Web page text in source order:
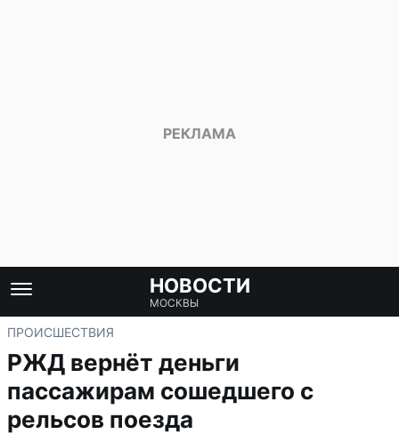
НОВОСТИ
МОСКВЫ
ПРОИСШЕСТВИЯ
РЖД вернёт деньги
пассажирам сошедшего с
рельсов поезда